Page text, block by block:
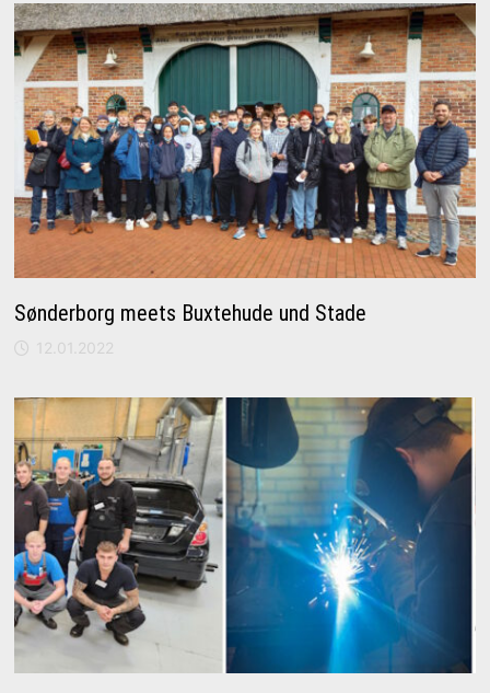
Sønderborg meets Buxtehude und Stade
12.01.2022